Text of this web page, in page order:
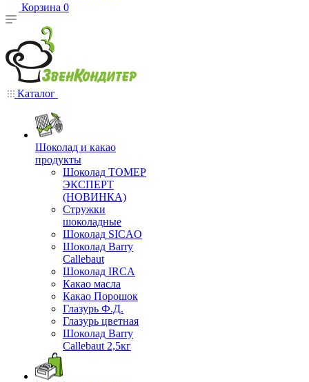
Корзина 0
Каталог
Шоколад и какао
продукты
Шоколад ТОМЕР
ЭКСПЕРТ
(НОВИНКА)
Стружки
шоколадные
Шоколад SICAO
Шоколад Barry
Callebaut
Шоколад IRCA
Какао масла
Какао Порошок
Глазурь Ф.Д.
Глазурь цветная
Шоколад Barry
Callebaut 2,5кг